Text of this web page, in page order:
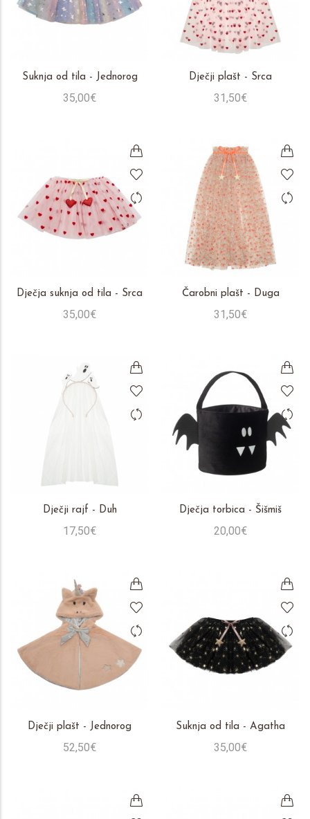
Suknja od tila - Jednorog
35,00€
Dječji plašt - Srca
31,50€
Dječja suknja od tila - Srca
35,00€
Čarobni plašt - Duga
31,50€
Dječji rajf - Duh
17,50€
Dječja torbica - Šišmiš
20,00€
Dječji plašt - Jednorog
52,50€
Suknja od tila - Agatha
35,00€